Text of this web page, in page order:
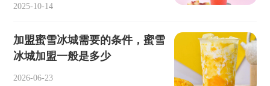
2025-10-14
加盟蜜雪冰城需要的条件，蜜雪
冰城加盟一般是多少
2026-06-23